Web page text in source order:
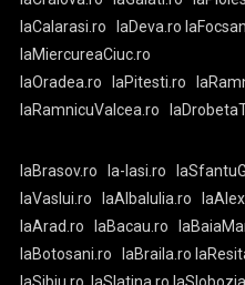
laCalarasi.ro
laDeva.ro
laMiercureaCiuc.ro
laOradea.ro
laPitesti.ro
laRamnicuValcea.ro
laBrasov.ro la-Iasi.ro
laVaslui.ro
laAlbaIulia.ro
laArad.ro
laBacau.ro
laBotosani.ro
laBraila.ro